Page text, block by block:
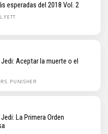
esperadas del 2018 Vol. 2
FETT
Aceptar la muerte o el
PUNISHER
La Primera Orden